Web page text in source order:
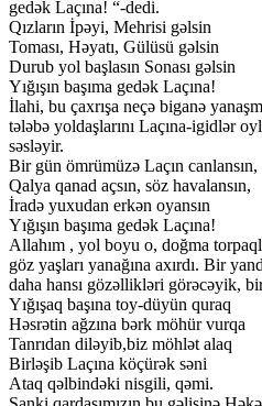
gedək Laçına! “-dedi.
Qızların İpəyi, Mehrisi gəlsin
Toması, Həyatı, Gülüsü gəlsin
Durub yol başlasın Sonası gəlsin
Yığışın başıma gedək Laçına!
İlahi, bu çaxrışa neçə biganə
tələbə yoldaşlarını Laçına-igidlər
səsləyir.
Bir gün ömrümüzə Laçın canlansın,
Qalya qanad açsın, söz havalansın,
İradə yuxudan erkən oyansın
Yığışın başıma gedək Laçına!
Allahım , yol boyu o, doğma
göz yaşları yanağına axırdı. Bir
daha hansı gözəllikləri görəcəyik,
Yığışaq başına toy-düyün quraq
Həsrətin ağzına bərk möhür vurqa
Tanrıdan diləyib,biz möhlət alaq
Birləşib Laçına köçürək səni
Ataq qəlbindəki nisgili, qəmi.